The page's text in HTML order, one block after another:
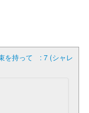
を持って : 7 (シャレ